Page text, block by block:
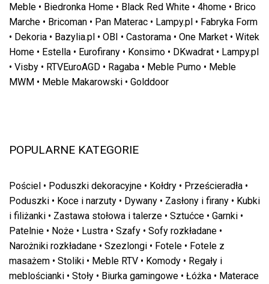
Meble • Biedronka Home • Black Red White • 4home • Brico
Marche • Bricoman • Pan Materac • Lampy.pl • Fabryka Form
• Dekoria • Bazylia.pl • OBI • Castorama • One Market • Witek
Home • Estella • Eurofirany • Konsimo • DKwadrat • Lampy.pl
• Visby • RTVEuroAGD • Ragaba • Meble Pumo • Meble
MWM • Meble Makarowski • Golddoor
POPULARNE KATEGORIE
Pościel • Poduszki dekoracyjne • Kołdry • Prześcieradła •
Poduszki • Koce i narzuty • Dywany • Zasłony i firany • Kubki
i filiżanki • Zastawa stołowa i talerze • Sztućce • Garnki •
Patelnie • Noże • Lustra • Szafy • Sofy rozkładane •
Narożniki rozkładane • Szezlongi • Fotele • Fotele z
masażem • Stoliki • Meble RTV • Komody • Regały i
meblościanki • Stoły • Biurka gamingowe • Łóżka • Materace